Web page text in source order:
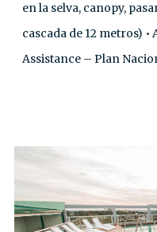
en la selva, canopy,
cascada de 12 metros)
Assistance – Plan